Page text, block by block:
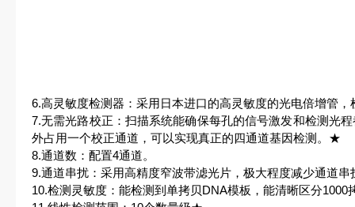
6.高灵敏度检测器：采用日本进口的高灵敏度的光电倍增管，
7.无需光路校正：扫描系统能确保每孔的信号激发和检测光
外占用一个校正通道，可以实现真正的四通道基因检测。★
8.通道数：配置4通道。
9.通道串扰：采用高精度窄波带滤光片，极大程度减少通道
10.检测灵敏度：能检测到单拷贝DNA模板，能清晰区分1000